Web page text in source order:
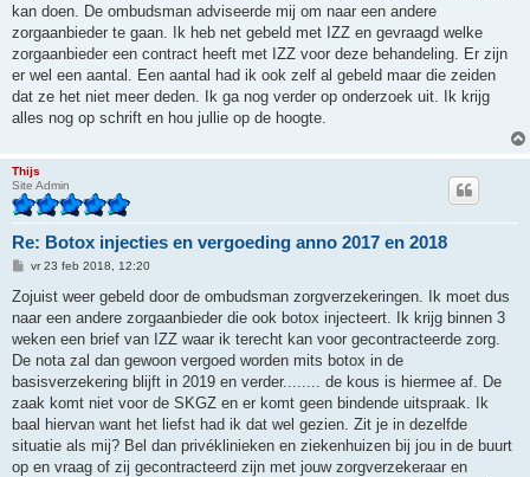
kan doen. De ombudsman adviseerde mij om naar een andere
zorgaanbieder te gaan. Ik heb net gebeld met IZZ en gevraagd welke
zorgaanbieder een contract heeft met IZZ voor deze behandeling. Er zijn
er wel een aantal. Een aantal had ik ook zelf al gebeld maar die zeiden
dat ze het niet meer deden. Ik ga nog verder op onderzoek uit. Ik krijg
alles nog op schrift en hou jullie op de hoogte.
Thijs
Site Admin
Re: Botox injecties en vergoeding anno 2017 en 2018
B
r
c
h
vr 23 feb 2018, 12:20
Zojuist weer gebeld door de ombudsman zorgverzekeringen. Ik moet dus
naar een andere zorgaanbieder die ook botox injecteert. Ik krijg binnen 3
weken een brief van IZZ waar ik terecht kan voor gecontracteerde zorg.
De nota zal dan gewoon vergoed worden mits botox in de
basisverzekering blijft in 2019 en verder........ de kous is hiermee af. De
zaak komt niet voor de SKGZ en er komt geen bindende uitspraak. Ik
baal hiervan want het liefst had ik dat wel gezien. Zit je in dezelfde
situatie als mij? Bel dan privéklinieken en ziekenhuizen bij jou in de buurt
op en vraag of zij gecontracteerd zijn met jouw zorgverzekeraar en